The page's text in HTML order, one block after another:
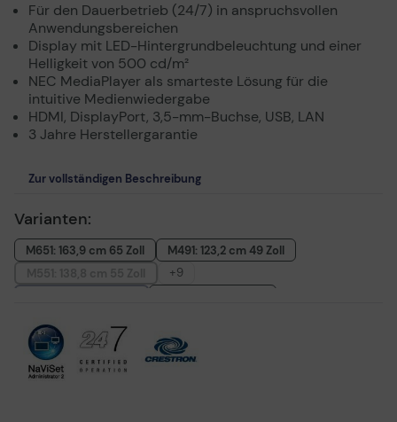
Für den Dauerbetrieb (24/7) in anspruchsvollen
Anwendungsbereichen
Display mit LED-Hintergrundbeleuchtung und einer
Helligkeit von 500 cd/m²
NEC MediaPlayer als smarteste Lösung für die
intuitive Medienwiedergabe
HDMI, DisplayPort, 3,5-mm-Buchse, USB, LAN
3 Jahre Herstellergarantie
Zur vollständigen Beschreibung
Varianten:
M651: 163,9 cm 65 Zoll
M491: 123,2 cm 49 Zoll
+9
M431-2: 43 Zoll 108cm
M651-2: 65 Zoll 163,9 cm
M501-2: 50 Zoll 125,7 cm
M551-2: 55 Zoll 138,8 cm